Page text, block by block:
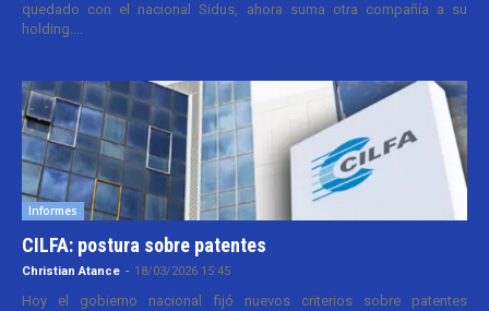
quedado con el nacional Sidus, ahora suma otra compañía a su
holding....
Informes
CILFA: postura sobre patentes
Christian Atance - 18/03/2026 15:45
Hoy el gobierno nacional fijó nuevos criterios sobre patentes